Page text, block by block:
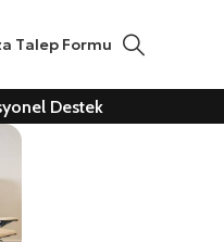
Talep Formu
Destek